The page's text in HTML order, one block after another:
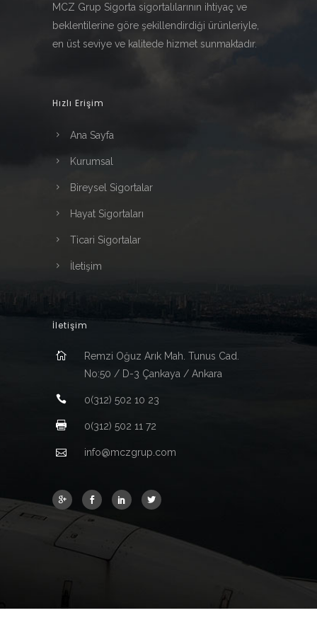
MCZ Grup Sigorta sigortalılarının ihtiyaç ve
beklentilerine göre şekillendirdiği ürünleriyle,
en üst seviye ve kalitede hizmet sunmaktadır.
Hızlı Erişim
Ana Sayfa
Kurumsal
Bireysel Sigortalar
Hayat Sigortaları
Ticari Sigortalar
İletişim
İletişim
Remzi Oğuz Arık Mah. Tunus Cad.
No:50 / D-3 Çankaya / Ankara
0(312) 502 10 23
0(312) 502 11 72
info@mczgrup.com